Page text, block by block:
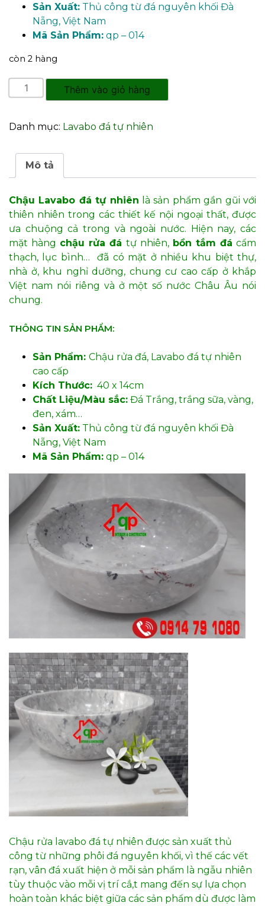
Sản Xuất: Thủ công từ đá nguyên khối Đà
Nẵng, Việt Nam
Mã Sản Phẩm: qp – 014
còn 2 hàng
Lavabo
qp-
số
Thêm vào giỏ hàng
Danh mục: Lavabo đá tự nhiên
Mô tả
Chậu Lavabo đá tự nhiên là sản phẩm gần gũi với
thiên nhiên trong các thiết kế nội ngoại thất, được
ưa chuộng cả trong và ngoài nước. Hiện nay, các
mặt hàng chậu rửa đá tự nhiên, bồn tắm đá cẩm
thạch, lục bình… đã có mặt ở nhiều khu biệt thự,
nhà ở, khu nghỉ dưỡng, chung cư cao cấp ở khắp
Việt nam nói riêng và ở một số nước Châu Âu nói
chung.
THÔNG TIN SẢN PHẨM:
Sản Phẩm: Chậu rửa đá, Lavabo đá tự nhiên
cao cấp
Kích Thước: 40 x 14cm
Chất Liệu/Màu sắc: Đá Trắng, trắng sữa, vàng,
đen, xám…
Sản Xuất: Thủ công từ đá nguyên khối Đà
Nẵng, Việt Nam
Mã Sản Phẩm: qp – 014
Chậu rửa lavabo đá tự nhiên được sản xuất thủ
công từ những phôi đá nguyên khối, vì thế các vết
rạn, vân đá xuất hiện ở mỗi sản phẩm là ngẫu nhiên
tùy thuộc vào mỗi vị trí cắ,t mang đến sự lựa chọn
hoàn toàn khác biệt giữa các sản phẩm dù được làm